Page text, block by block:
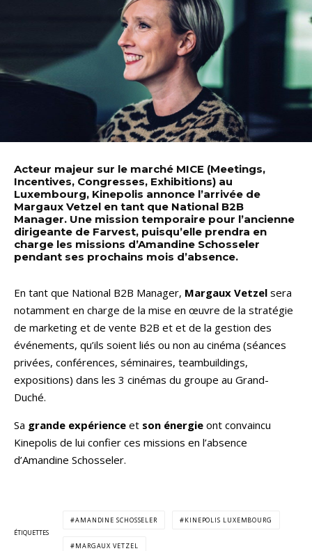
Acteur majeur sur le marché MICE (Meetings,
Incentives, Congresses, Exhibitions) au
Luxembourg, Kinepolis annonce l’arrivée de
Margaux Vetzel en tant que National B2B
Manager. Une mission temporaire pour l’ancienne
dirigeante de Farvest, puisqu’elle prendra en
charge les missions d’Amandine Schosseler
pendant ses prochains mois d’absence.
En tant que National B2B Manager, Margaux Vetzel sera
notamment en charge de la mise en œuvre de la stratégie
de marketing et de vente B2B et et de la gestion des
événements, qu’ils soient liés ou non au cinéma (séances
privées, conférences, séminaires, teambuildings,
expositions) dans les 3 cinémas du groupe au Grand-
Duché.
Sa grande expérience et son énergie ont convaincu
Kinepolis de lui confier ces missions en l’absence
d’Amandine Schosseler.
ÉTIQUETTES
AMANDINE SCHOSSELER KINEPOLIS LUXEMBOURG
MARGAUX VETZEL